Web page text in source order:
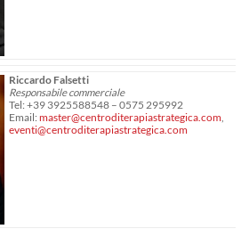
Riccardo Falsetti
Responsabile commerciale
Tel: +39 3925588548 – 0575 295992
Email: master@centroditerapiastrategica.com
eventi@centroditerapiastrategica.com